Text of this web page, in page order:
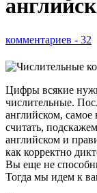
комментариев - 32
Цифры всякие
числительные.
английском,
считать,
английском и
как корректно
Вы еще не
Тогда мы идем к